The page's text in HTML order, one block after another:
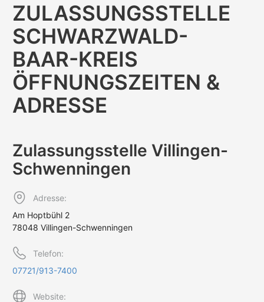
ZULASSUNGS­STELLE
SCHWARZWALD-
BAAR-KREIS
ÖFFNUNGS­ZEITEN &
ADRESSE
Zulassungs­stelle Villingen-
Schwenningen
Adresse:
Am Hoptbühl 2
78048 Villingen-Schwenningen
Telefon:
07721/913-7400
Website: